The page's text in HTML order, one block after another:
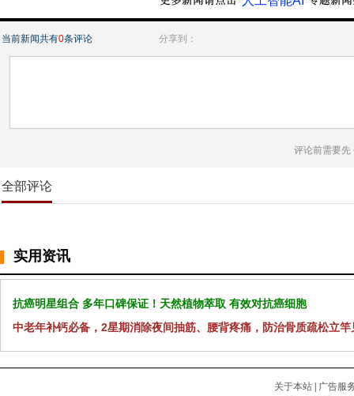
当前新闻共有0条评论 分享到：
评论前需要先
全部评论
实用资讯
抗癌明星组合 多年口碑保证！天然植物萃取 有效对抗癌细胞
中老年补钙必备，2星期消除夜间抽筋、腰背疼痛，防治骨质疏松立竿
关于本站 | 广告服